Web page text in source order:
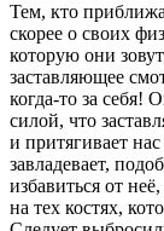
Тем, кто
скорее о своих
которую они
заставляющее
когда-то за себя!
силой, что
и притягивает
завладевает,
избавиться от
на тех костях,